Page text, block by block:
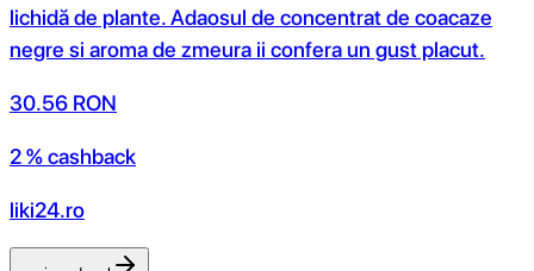
lichidă de plante. Adaosul de concentrat de coacaze
negre si aroma de zmeura ii confera un gust placut.
30.56 RON
2 % cashback
liki24.ro